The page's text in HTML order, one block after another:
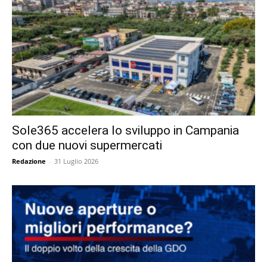
Sole365 accelera lo sviluppo in Campania
con due nuovi supermercati
Redazione - 31 Luglio 2026